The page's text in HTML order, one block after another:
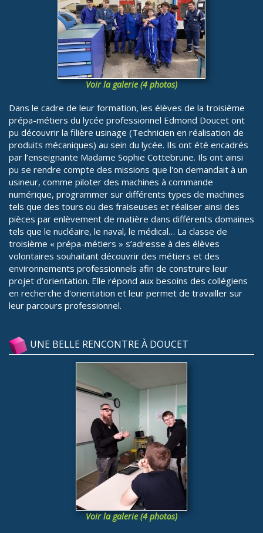
Voir la galerie (4 photos)
Dans le cadre de leur formation, les élèves de la troisième
prépa-métiers du lycée professionnel Edmond Doucet ont
pu découvrir la filière usinage (Technicien en réalisation de
produits mécaniques) au sein du lycée. Ils ont été encadrés
par l’enseignante Madame Sophie Cottebrune. Ils ont ainsi
pu se rendre compte des missions que l'on demandait à un
usineur, comme piloter des machines à commande
numérique, programmer sur différents types de machines
tels que des tours ou des fraiseuses et réaliser ainsi des
pièces par enlèvement de matière dans différents domaines
tels que le nucléaire, le naval, le médical… La classe de
troisième « prépa-métiers » s’adresse à des élèves
volontaires souhaitant découvrir des métiers et des
environnements professionnels afin de construire leur
projet d’orientation. Elle répond aux besoins des collégiens
en recherche d'orientation et leur permet de travailler sur
leur parcours professionnel.
UNE BELLE RENCONTRE À DOUCET
Voir la galerie (4 photos)